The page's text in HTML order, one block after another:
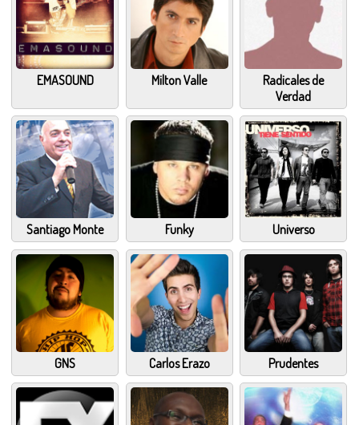
EMASOUND Milton Valle
Radicales de
Verdad
Santiago Monte Funky Universo
GNS Carlos Erazo Prudentes